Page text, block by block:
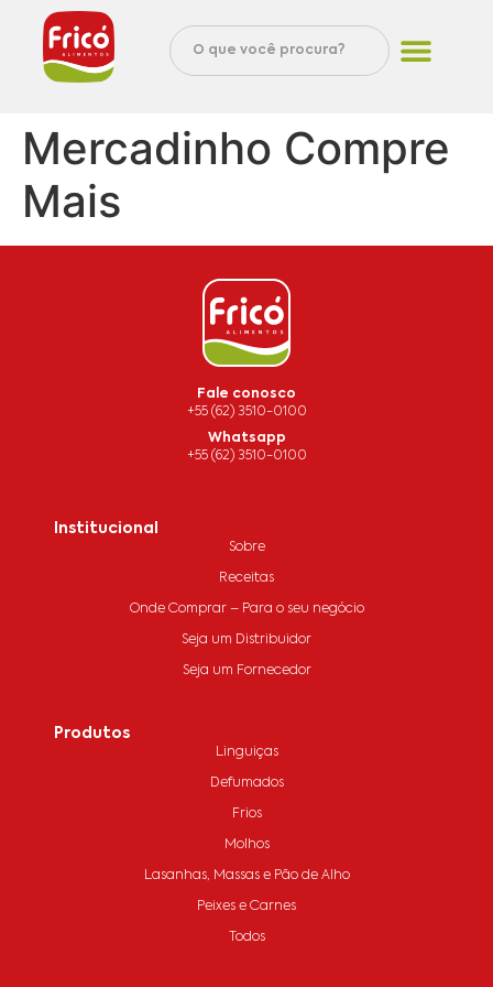
Mercadinho Compre
Mais
Fale conosco
+55 (62) 3510-0100
Whatsapp
+55 (62) 3510-0100
Institucional
Sobre
Receitas
Onde Comprar – Para o seu negócio
Seja um Distribuidor
Seja um Fornecedor
Produtos
Linguiças
Defumados
Frios
Molhos
Lasanhas, Massas e Pão de Alho
Peixes e Carnes
Todos